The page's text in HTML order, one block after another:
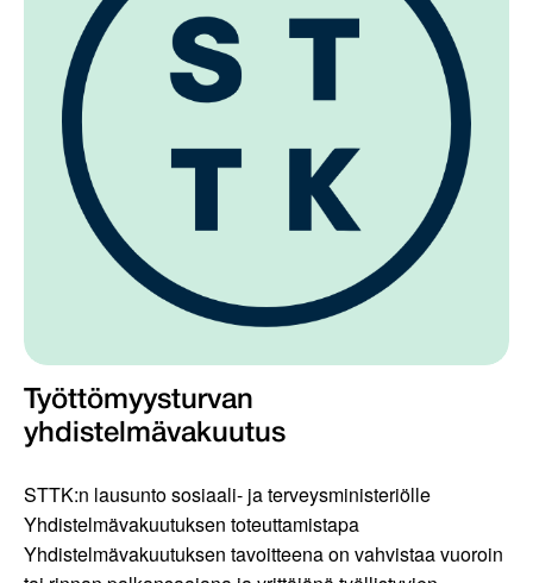
Työttömyysturvan
yhdistelmävakuutus
STTK:n lausunto sosiaali- ja terveysministeriölle
Yhdistelmävakuutuksen toteuttamistapa
Yhdistelmävakuutuksen tavoitteena on vahvistaa vuoroin